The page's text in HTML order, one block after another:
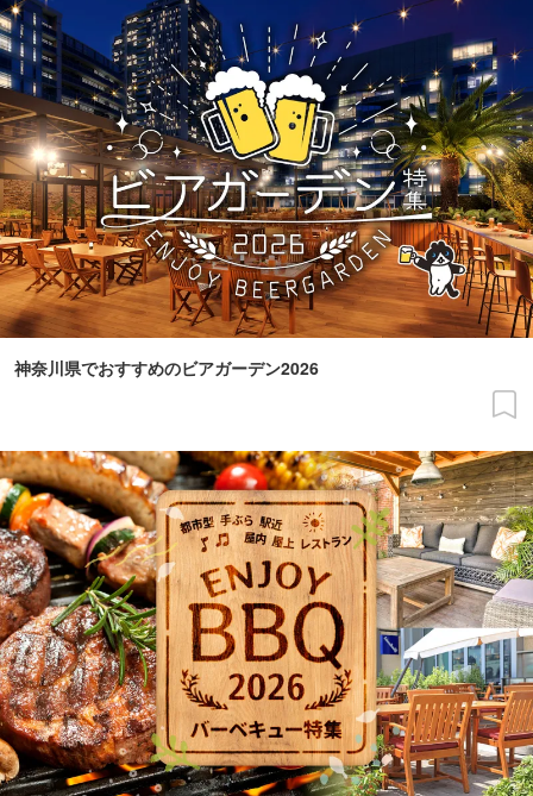
神奈川県でおすすめのビアガーデン2026